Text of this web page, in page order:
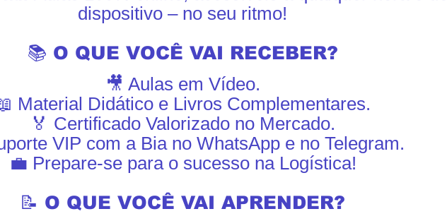
dispositivo – no seu ritmo!
📚 O QUE VOCÊ VAI RECEBER?
🎥 Aulas em Vídeo.
Material Didático e Livros Complementares.
🏅 Certificado Valorizado no Mercado.
VIP com a Bia no WhatsApp e no Telegram.
💼 Prepare-se para o sucesso na Logística!
📝 O QUE VOCÊ VAI APRENDER?